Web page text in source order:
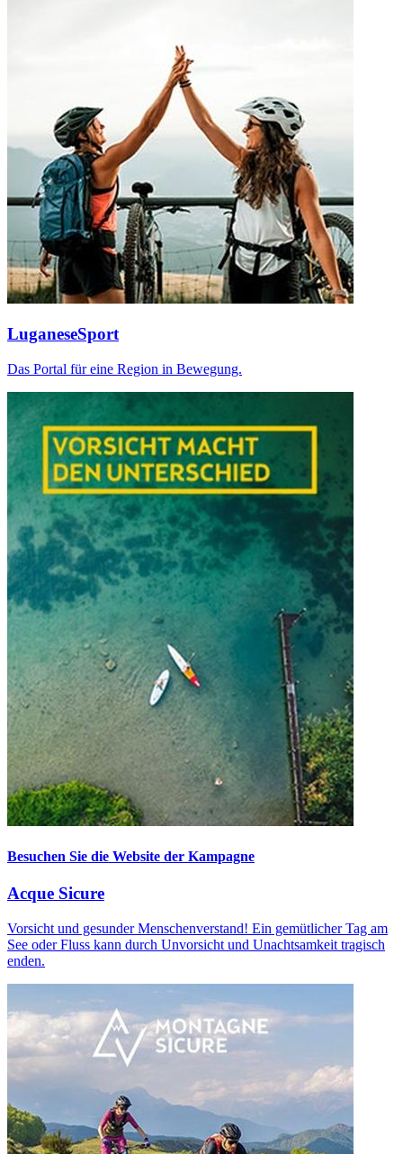
LuganeseSport
Das Portal für eine Region in Bewegung.
Besuchen Sie die Website der Kampagne
Acque Sicure
Vorsicht und gesunder Menschenverstand! Ein gemütlicher Tag am
See oder Fluss kann durch Unvorsicht und Unachtsamkeit tragisch
enden.